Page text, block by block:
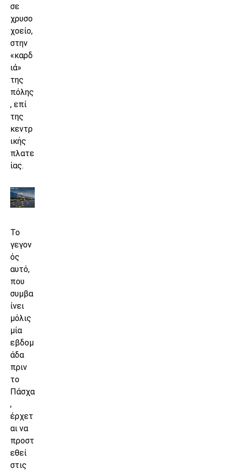
σε
χρυσο
χοείο,
στην
«καρδ
ιά»
της
πόλης
, επί
της
κεντρ
ικής
πλατε
ίας.
Το
γεγον
ός
αυτό,
που
συμβα
ίνει
μόλις
μία
εβδομ
άδα
πριν
το
Πάσχα
,
έρχετ
αι να
προστ
εθεί
στις